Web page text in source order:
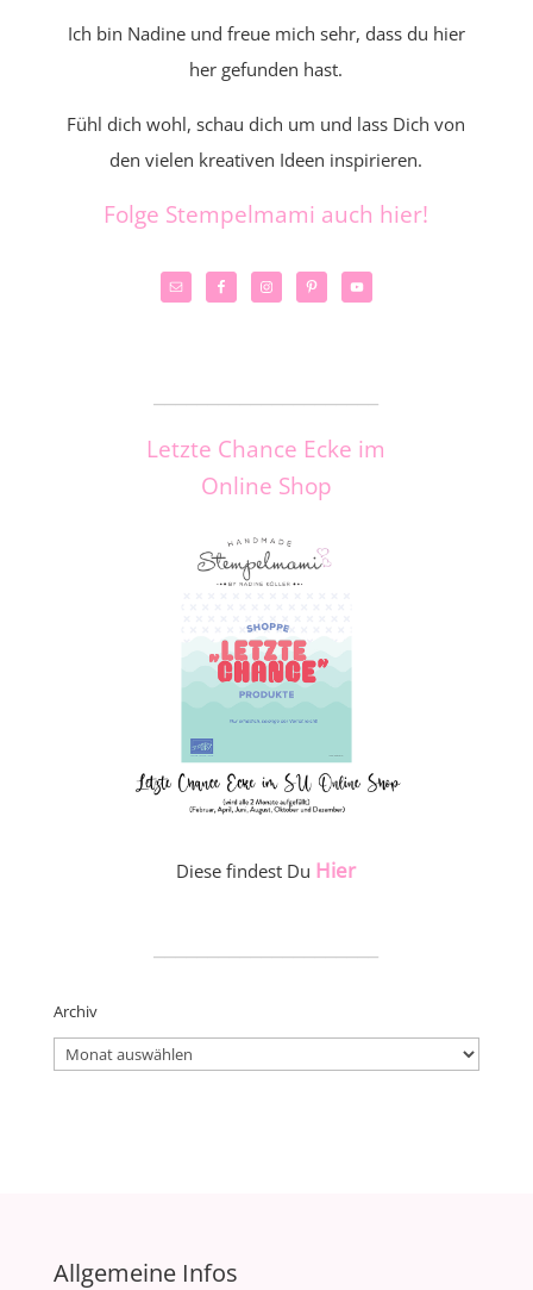
Ich bin Nadine und freue mich sehr, dass du hier
her gefunden hast.
Fühl dich wohl, schau dich um und lass Dich von
den vielen kreativen Ideen inspirieren.
Folge Stempelmami auch hier!
Letzte Chance Ecke im
Online Shop
Diese findest Du Hier
Archiv
Archiv
Allgemeine Infos